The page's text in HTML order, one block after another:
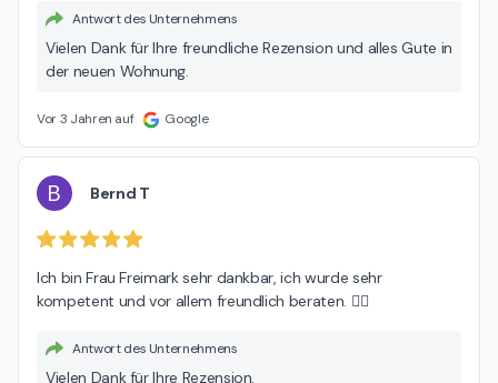
Antwort des Unternehmens
Vielen Dank für Ihre freundliche Rezension und alles Gute in
der neuen Wohnung.
Vor 3 Jahren auf Google
B Bernd T
Ich bin Frau Freimark sehr dankbar, ich wurde sehr
kompetent und vor allem freundlich beraten. 👍🏼
Antwort des Unternehmens
Vielen Dank für Ihre Rezension.